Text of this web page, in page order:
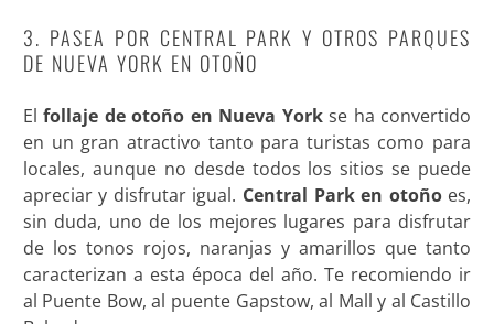
3. PASEA POR CENTRAL PARK Y OTROS PARQUES
DE NUEVA YORK EN OTOÑO
Elfollaje de otoño en Nueva Yorkse ha convertido
en un gran atractivo tanto para turistas como para
locales, aunque no desde todos los sitios se puede
apreciar y disfrutar igual. Central Park en otoñoes,
sin duda, uno de los mejores lugares para disfrutar
de los tonos rojos, naranjas y amarillos que tanto
caracterizan a esta época del año. Te recomiendo ir
al Puente Bow, al puente Gapstow, al Mall y al Castillo